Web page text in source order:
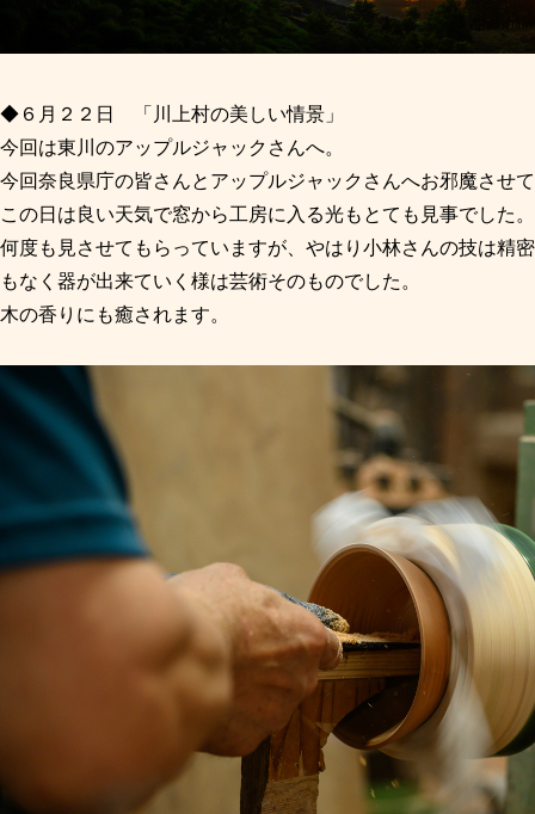
◆６月２２日 「川上村の美しい情景」
今回は東川のアップルジャックさんへ。
今回奈良県庁の皆さんとアップルジャックさんへお邪魔させ
この日は良い天気で窓から工房に入る光もとても見事でした。
何度も見させてもらっていますが、やはり小林さんの技は精
もなく器が出来ていく様は芸術そのものでした。
木の香りにも癒されます。